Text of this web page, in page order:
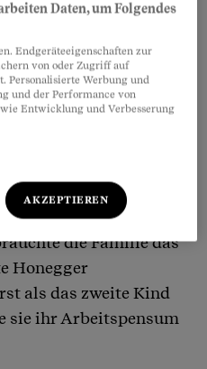
vor acht Jahren
sich vor Honegger
arbeitete weiter. Damit
Trotzdem sind
Pflegefachfrau. Bis
arbeitete sie zu
die Familie das
Honegger
als das zweite Kind
sie ihr Arbeitspensum
Daten, um Folgendes
Endgeräteeigenschaften zur
von oder Zugriff auf
Personalisierte Werbung und
und der Performance von
Entwicklung und Verbesserung
AKZEPTIEREN